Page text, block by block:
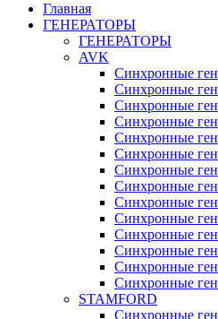
Главная
ГЕНЕРАТОРЫ
ГЕНЕРАТОРЫ
AVK
Синхронные
Синхронные
Синхронные
Синхронные
Синхронные
Синхронные
Синхронные
Синхронные
Синхронные
Синхронные
Синхронные
Синхронные
Синхронные
Синхронные
STAMFORD
Синхронные